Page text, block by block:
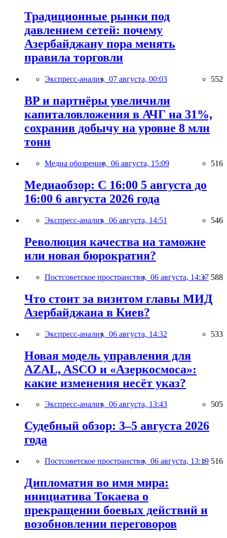
Традиционные рынки под
давлением сетей: почему
Азербайджану пора менять
правила торговли
Экспресс-анализ, 07 августа, 00:03 552
BP и партнёры увеличили
капиталовложения в АЧГ на 31%,
сохранив добычу на уровне 8 млн
тонн
Медиа обозрение, 06 августа, 15:09 516
Медиаобзор: С 16:00 5 августа до
16:00 6 августа 2026 года
Экспресс-анализ, 06 августа, 14:51 546
Революция качества на таможне
или новая бюрократия?
Постсоветское пространство, 06 августа, 14:37 588
Что стоит за визитом главы МИД
Азербайджана в Киев?
Экспресс-анализ, 06 августа, 14:32 533
Новая модель управления для
AZAL, ASCO и «Азеркосмоса»:
какие изменения несёт указ?
Экспресс-анализ, 06 августа, 13:43 505
Судебный обзор: 3–5 августа 2026
года
Постсоветское пространство, 06 августа, 13:19 516
Дипломатия во имя мира:
инициатива Токаева о
прекращении боевых действий и
возобновлении переговоров